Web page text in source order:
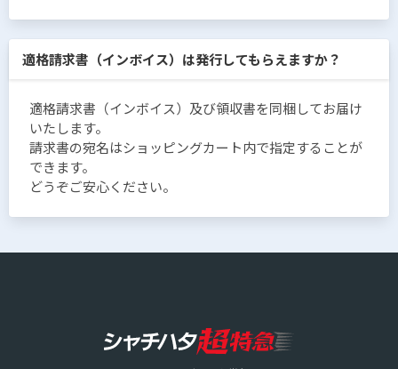
適格請求書（インボイス）は発行してもらえますか？
適格請求書（インボイス）及び領収書を同梱してお届け
いたします。
請求書の宛名はショッピングカート内で指定することが
できます。
どうぞご安心ください。